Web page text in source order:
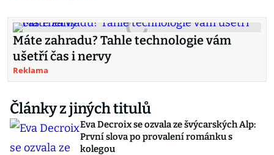
Máte zahradu? Tahle technologie vám
ušetří čas i nervy
Reklama
Články z jiných titulů
Eva Decroix se ozvala ze švýcarských Alp:
První slova po provalení románku s
kolegou